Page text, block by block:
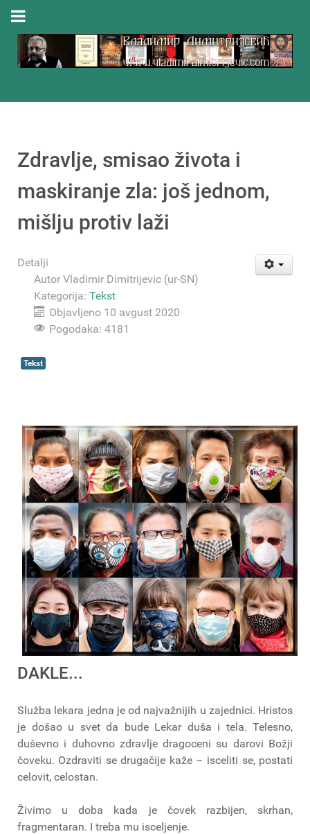
Zdravlje, smisao života i
maskiranje zla: još jednom,
mišlju protiv laži
Detalji
Autor Vladimir Dimitrijevic (ur-SN)
Kategorija: Tekst
Objavljeno 10 avgust 2020
Pogodaka: 4181
Tekst
DAKLE...
Služba lekara jedna je od najvažnijih u zajednici. Hristos
je došao u svet da bude Lekar duša i tela. Telesno,
duševno i duhovno zdravlje dragoceni su darovi Božji
čoveku. Ozdraviti se drugačije kaže – isceliti se, postati
celovit, celostan.
Živimo u doba kada je čovek razbijen, skrhan,
fragmentaran. I treba mu isceljenje.